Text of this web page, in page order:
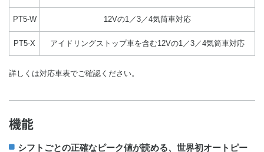
PT5-W 12Vの1／3／4気筒車対応
PT5-X アイドリングストップ車を含む12Vの1／3／4気筒車対応
詳しくは対応車表でご確認ください。
機能
シフトごとの正確なピーク値が読める、世界初オートピー